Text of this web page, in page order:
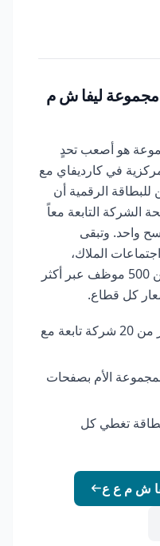
ليفا ش م
هو أصعب تحدٍ
في كارديفاي مع
الرقمية أن
الشركة التابعة معاً
واحد. وتبقى
الملاك،
ويغطي الطلب الجماعي أكثر من 500 موظف عبر أكثر
إدارة مركزية للهوية عبر أكثر من 20 شركة تابعة مع
الأم بصفحات
جماعية تتجاوز 500 بطاقة تغطي كل
ش م ع ع